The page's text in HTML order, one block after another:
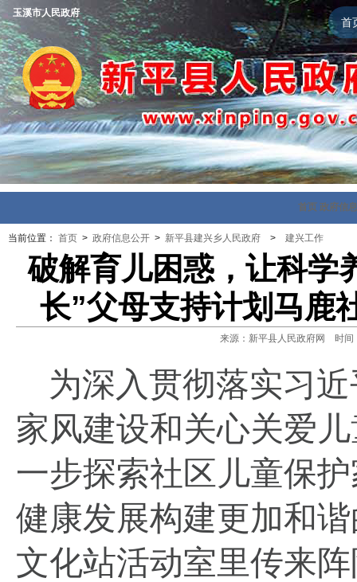
首
玉溪市人民政府
首页 政府信
当前位置： 首页 > 政府信息公开 > 新平县建兴乡人民政府 > 建兴工作
破解育儿困惑，让科
长”父母支持计划马鹿
来源：新平县人民政府网 时
为深入贯彻落实习
家风建设和关心关爱
一步探索社区儿童保
健康发展构建更加和
文化站活动室里传来